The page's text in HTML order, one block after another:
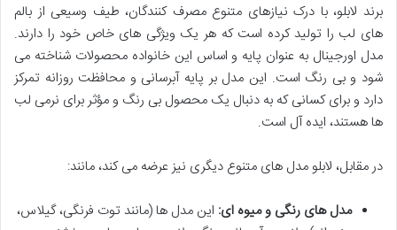
برند لابلو، با درک نیازهای متنوع مصرف کنندگان، طیف وسیعی از بالم
های لب را تولید کرده است که هر یک ویژگی های خاص خود را دارند.
مدل اورجینال به عنوان پایه و اساس این خانواده محصولات شناخته می
شود و بی رنگ است. این مدل بر پایه آبرسانی و محافظت روزانه تمرکز
دارد و برای کسانی که به دنبال یک محصول بی رنگ و مؤثر برای نرمی لب
ها هستند، ایده آل است.
در مقابل، لابلو مدل های متنوع دیگری نیز عرضه می کند، مانند:
مدل های رنگی و میوه ای: این مدل ها (مانند توت فرنگی، گیلاس،